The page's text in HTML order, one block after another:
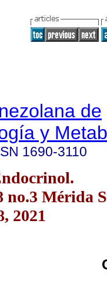
de
y
1690-3110
no.3 Mérida
2021